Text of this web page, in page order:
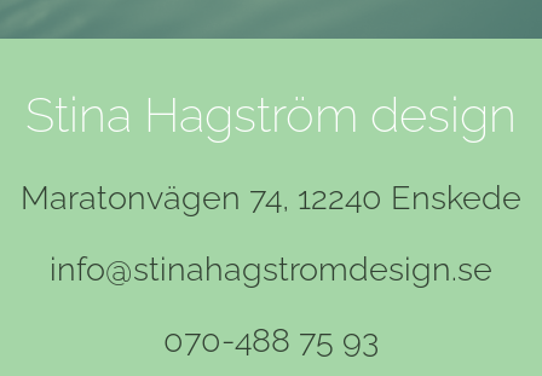
Stina Hagström design
Maratonvägen 74, 12240 Enskede
info@stinahagstromdesign.se
070-488 75 93